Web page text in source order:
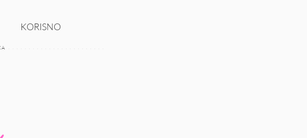
KORISNO